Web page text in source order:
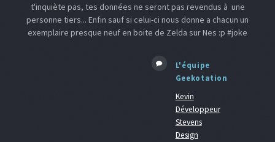
t'inquiète pas, tes données ne seront pas revendus à une
personne tiers... Enfin sauf si celui-ci nous donne a chacun un
exemplaire presque neuf en boite de Zelda sur Nes :p #joke
L'équipe
Geekotation
Kevin
Développeur
Stevens
Design